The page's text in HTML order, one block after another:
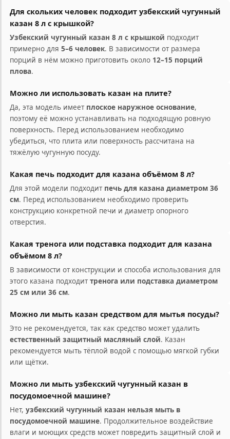
Для скольких человек подходит узбекский чугунный
казан 8 л с крышкой?
Узбекский чугунный казан 8 л с крышкой подходит
примерно для 5–6 человек. В зависимости от размера
порций в нём можно приготовить около 12–15 порций
плова.
Можно ли использовать казан на плите?
Да, эта модель имеет плоское наружное основание,
поэтому её можно устанавливать на подходящую ровную
поверхность. Перед использованием необходимо
убедиться, что плита или поверхность рассчитана на
тяжёлую чугунную посуду.
Какая печь подходит для казана объёмом 8 л?
Для этой модели подходит печь для казана диаметром 36
см. Перед использованием необходимо проверить
конструкцию конкретной печи и диаметр опорного
отверстия.
Какая тренога или подставка подходит для казана
объёмом 8 л?
В зависимости от конструкции и способа использования для
этого казана подходиттренога или подставка диаметром
25 см или 36 см.
Можно ли мыть казан средством для мытья посуды?
Это не рекомендуется, так как средство может удалить
естественный защитный масляный слой. Казан
рекомендуется мыть тёплой водой с помощью мягкой губки
или щётки.
Можно ли мыть узбекский чугунный казан в
посудомоечной машине?
Нет, узбекский чугунный казан нельзя мыть в
посудомоечной машине. Продолжительное воздействие
влаги и моющих средств может повредить защитный слой и